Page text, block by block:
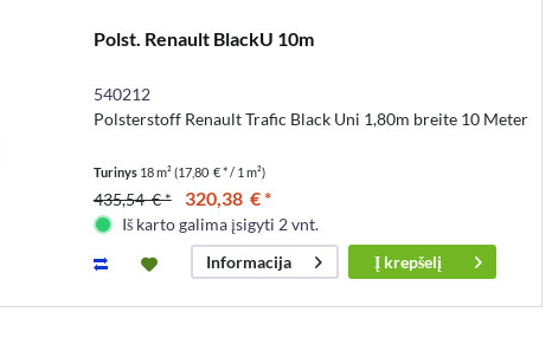
Polst. Renault BlackU 10m
540212
Polsterstoff Renault Trafic Black Uni 1,80m breite 10 Meter
Turinys 18 m²(17,80 € * / 1 m²)
435,54 € * 320,38 € *
Iš karto galima įsigyti 2 vnt.
Informacija
Į krepšelį